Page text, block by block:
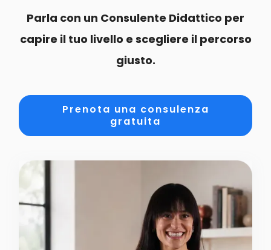
Parla con un Consulente Didattico per
capire il tuo livello e scegliere il percorso
giusto.
Prenota una consulenza
gratuita